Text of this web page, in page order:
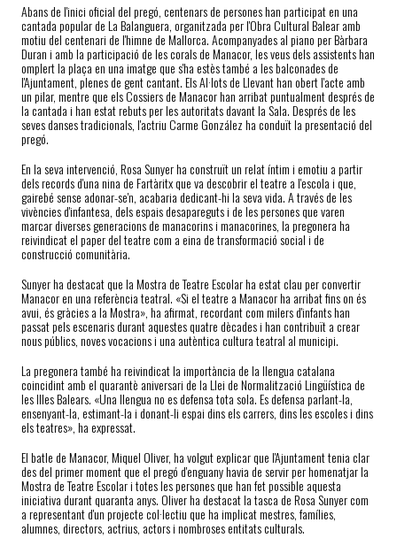
Abans de l'inici oficial del pregó, centenars de persones han participat en una
cantada popular de La Balanguera, organitzada per l'Obra Cultural Balear amb
motiu del centenari de l'himne de Mallorca. Acompanyades al piano per Bàrbara
Duran i amb la participació de les corals de Manacor, les veus dels assistents han
omplert la plaça en una imatge que s'ha estès també a les balconades de
l'Ajuntament, plenes de gent cantant. Els Al·lots de Llevant han obert l'acte amb
un pilar, mentre que els Cossiers de Manacor han arribat puntualment després de
la cantada i han estat rebuts per les autoritats davant la Sala. Després de les
seves danses tradicionals, l'actriu Carme González ha conduït la presentació del
pregó.
En la seva intervenció, Rosa Sunyer ha construït un relat íntim i emotiu a partir
dels records d'una nina de Fartàritx que va descobrir el teatre a l'escola i que,
gairebé sense adonar-se'n, acabaria dedicant-hi la seva vida. A través de les
vivències d'infantesa, dels espais desapareguts i de les persones que varen
marcar diverses generacions de manacorins i manacorines, la pregonera ha
reivindicat el paper del teatre com a eina de transformació social i de
construcció comunitària.
Sunyer ha destacat que la Mostra de Teatre Escolar ha estat clau per convertir
Manacor en una referència teatral. «Si el teatre a Manacor ha arribat fins on és
avui, és gràcies a la Mostra», ha afirmat, recordant com milers d'infants han
passat pels escenaris durant aquestes quatre dècades i han contribuït a crear
nous públics, noves vocacions i una autèntica cultura teatral al municipi.
La pregonera també ha reivindicat la importància de la llengua catalana
coincidint amb el quarantè aniversari de la Llei de Normalització Lingüística de
les Illes Balears. «Una llengua no es defensa tota sola. Es defensa parlant-la,
ensenyant-la, estimant-la i donant-li espai dins els carrers, dins les escoles i dins
els teatres», ha expressat.
El batle de Manacor, Miquel Oliver, ha volgut explicar que l'Ajuntament tenia clar
des del primer moment que el pregó d'enguany havia de servir per homenatjar la
Mostra de Teatre Escolar i totes les persones que han fet possible aquesta
iniciativa durant quaranta anys. Oliver ha destacat la tasca de Rosa Sunyer com
a representant d'un projecte col·lectiu que ha implicat mestres, famílies,
alumnes, directors, actrius, actors i nombroses entitats culturals.